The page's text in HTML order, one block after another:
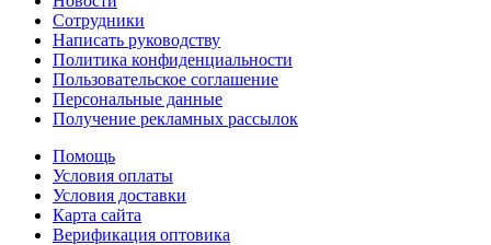
Сотрудники
Написать руководству
Политика конфиденциальности
Пользовательское соглашение
Персональные данные
Получение рекламных рассылок
Помощь
Условия оплаты
Условия доставки
Карта сайта
Верификация оптовика